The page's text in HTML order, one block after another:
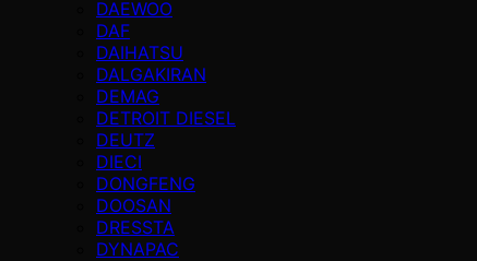
DAEWOO
DAF
DAIHATSU
DALGAKIRAN
DEMAG
DETROIT DIESEL
DEUTZ
DIECI
DONGFENG
DOOSAN
DRESSTA
DYNAPAC